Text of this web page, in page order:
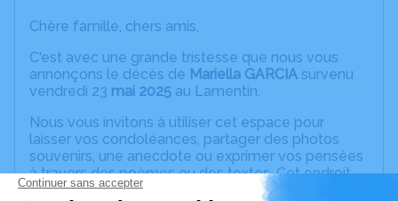
Chère famille, chers amis,
C'est avec une grande tristesse que nous vous
annonçons le décès de Mariella GARCIA survenu
vendredi 23 mai 2025 au Lamentin.
Nous vous invitons à utiliser cet espace pour
laisser vos condoléances, partager des photos
souvenirs, une anecdote ou exprimer vos pensées
à travers des poèmes ou des textes. Cet endroit
est un lieu d'expression dédié à honorer la